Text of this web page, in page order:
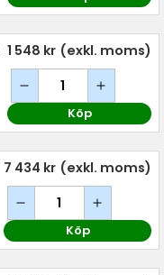
1 548 kr (exkl. moms)
Köp
7 434 kr (exkl. moms)
Köp